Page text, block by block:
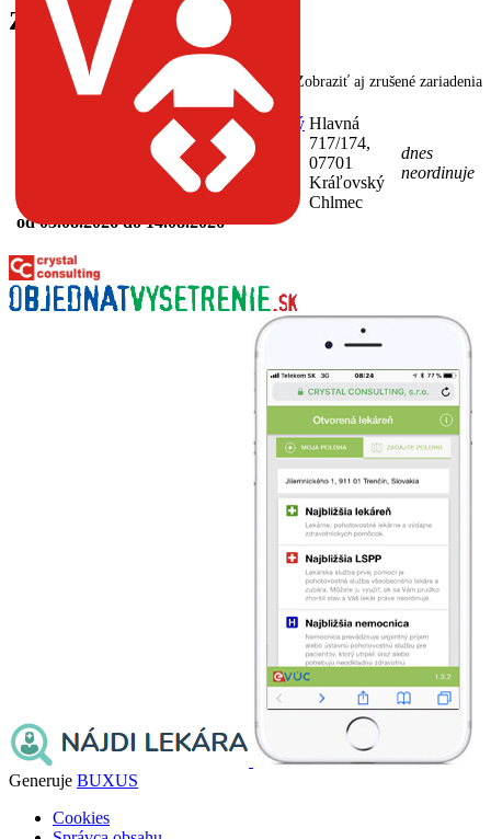
Zdravotnícke zariadenia
Zobraziť aj zrušené zariadenia
Všeobecná ambulancia pre deti a dorast,
MUDr. Petronela Szemánová, Kráľovský
(Pediatria, Všeobecná
starostlivosť o deti a dorast)
68-36589578-
Neprítomnosti:
od 03.08.2026 do 14.08.2026
Hlavná
717/174,
07701
Kráľovský
Chlmec
dnes
neordinuje
Generuje BUXUS
Cookies